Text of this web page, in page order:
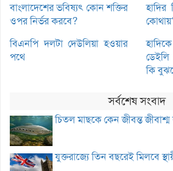
বাংলাদেশের ভবিষ্যৎ কোন শক্তির
ওপর নির্ভর করবে?
হাদির
বিএনপি দলটা দেউলিয়া হওয়ার
পথে
ডেইলি
কি
সর্বশেষ সংবাদ
চিতল মাছকে কেন জীবন্ত
যুক্তরাজ্যে তিন বছরেই মিলবে